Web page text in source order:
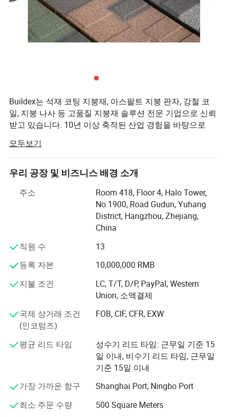
폴리프로필렌 방수 멤브레인
폴리프로필렌 방수 막은 폴리프로필렌(PP)으로 만들어진 합성 방수
시트이며 열가소성 수지입니다.
유연성 및 견고성: 구조적 이동 및 균열 처리
2: 화학약품, 금형 및 UV에 대한 내성이 매우 뛰어납니다(안정화된
4:종종 접착제나 기계 고정제로 설치되거나 타일 설치를 위해 박격
포에 내장됩니다.
Buildex는 석재 코팅 지붕재, 아스팔트 지붕 판자, 강철 코
일, 지붕 나사 등 고품질 지붕재 솔루션 전문 기업으로 신뢰
받고 있습니다. 10년 이상 축적된 산업 경험을 바탕으로
으로 매력적인 지붕재 제품을 제공하는 것으로 알려진 전
세계 고객을 위한 신뢰할 수 있는 파트너로 성장했습니다.
Buildex에서는 고객의 다양한 요구를 충족하기 위해 기술,
품질 자료, 숙련된 장인 정신을 결합하기 위해 노력하고 있
습니다. 석재 코팅된 지붕용 시트는 주거 및 상업 건물 모두
에 강력하고 스타일리쉬하며 오래 지속되는 솔루션입니다.
이 제품은 혹독한 기후 조건을 견디도록 설계되었으며, 매
상시킵니다.
아스팔트 지붕 갈고리는 또 다른 핵심 제품 라인입니다. 국
제 표준을 충족하도록 제조되었으며, 가격, 유연성 및 높은
성능의 균형을 제공합니다. 덥고 습한 기후에서 추운 환경
유지하므로 세계 시장에서 인기 있는 선택입니다.
색된 강철 코일과 같은 필수 액세서리와 전체 지붕 나사 제
품군을 제공합니다. 이 품목은 완벽하고 전문적인 지붕 시
스템을 보장하므로 건설업자와 건축업자는 효율적인 설치
와 장기적인 성능에 필요한 모든 것을 얻을 수 있습니다.
Buildex는 고객 제일주의 접근 방식에 자부심을 갖고 있습
모두보기
우리 공장 및 비즈니스 배경 소개
주소
Room 418, Floor 4, Halo Tower,
No.1900, Road Gudun, Yuhang
District, Hangzhou, Zhejiang,
China
직원 수
13
등록 자본
10,000,000 RMB
지불 조건
LC, T/T, D/P, PayPal, Western
Union, 소액결제
국제 상거래 조건
(인코텀즈)
FOB, CIF, CFR, EXW
평균 리드 타임
성수기 리드 타임: 근무일 기준 15
일 이내, 비수기 리드 타임, 근무일
기준 15일 이내
가장 가까운 항구
Shanghai Port, Ningbo Port
최소 주문 수량
500 Square Meters